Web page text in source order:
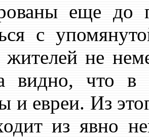
еще до
с
не
видно, что в
и евреи. Из
из явно